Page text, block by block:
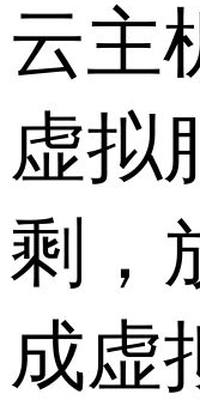
云主
虚拟
剩，
成虚